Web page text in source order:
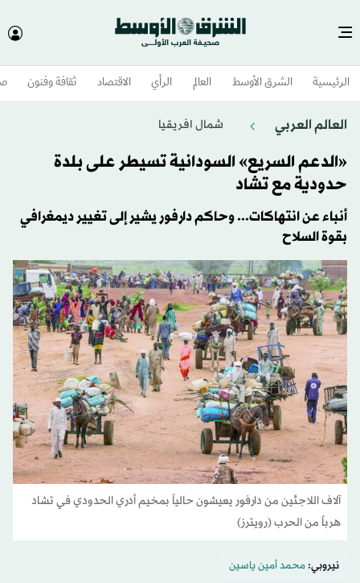
الرئيسية الشرق الأوسط​ العالم الرأي الاقتصاد ثقافة وفنون
العالم العربي شمال افريقيا
«الدعم السريع» السودانية تسيطر على بلدة
حدودية مع تشاد
أنباء عن انتهاكات... وحاكم دارفور يشير إلى تغيير ديمغرافي
بقوة السلاح
آلاف اللاجئين من دارفور يعيشون حالياً بمخيم أدري الحدودي في تشاد
هرباً من الحرب (رويترز)
نيروبي:محمد أمين ياسين